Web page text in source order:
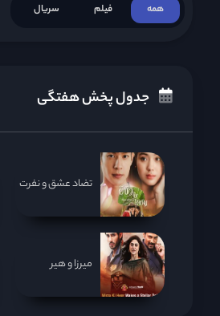
همه فیلم سریال
جدول پخش هفتگی
تضاد عشق و نفرت
میرزا و هیر